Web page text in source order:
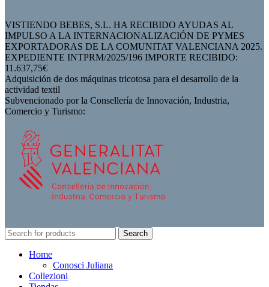
VISTIENDO BEBES, S.L. HA RECIBIDO AYUDAS AL
IMPULSO A LA INTERNACIONALIZACIÓN DE PYMES
EXPORTADORAS DE LA COMUNITAT VALENCIANA 2025.
EXPEDIENTE INTPRM/2025/196 IMPORTE RECIBIDO:
11.637,75€
Adquisición de dos máquinas tricotosa para el desarrollo de la
actividad textil
Subvencionado por la Consellería de Innovación, Industria,
Comercio y Turismo:
Search
Home
Conosci Juliana
Collezioni